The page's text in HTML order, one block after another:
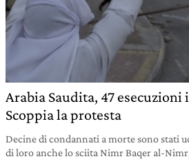
Arabia Saudita, 47
Scoppia la protesta
Decine di condannati a morte sono stati
di loro anche lo sciita Nimr Baqer al-